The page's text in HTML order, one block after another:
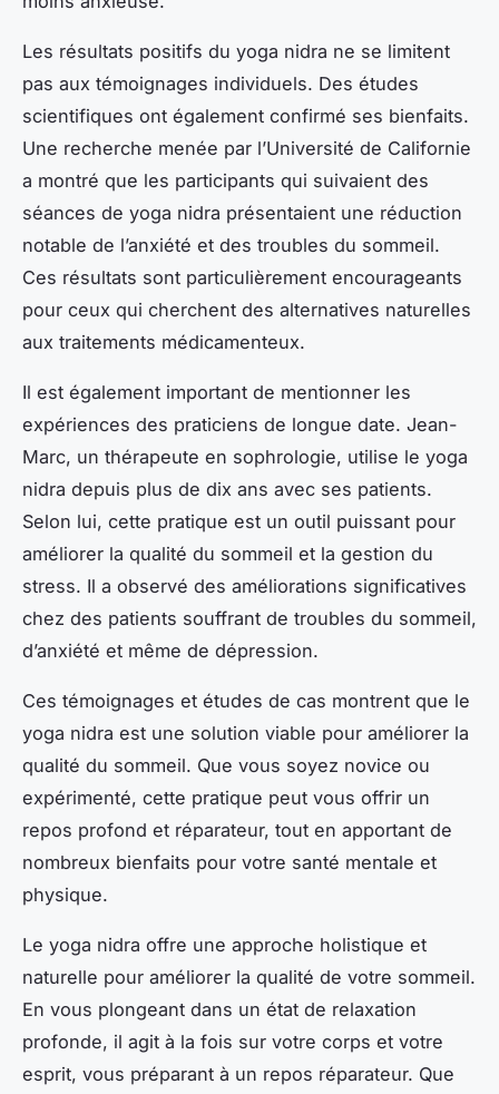
Les résultats positifs du yoga nidra ne se limitent
pas aux témoignages individuels. Des études
scientifiques ont également confirmé ses bienfaits.
Une recherche menée par l’Université de Californie
a montré que les participants qui suivaient des
séances de yoga nidra présentaient une réduction
notable de l’anxiété et des troubles du sommeil.
Ces résultats sont particulièrement encourageants
pour ceux qui cherchent des alternatives naturelles
aux traitements médicamenteux.
Il est également important de mentionner les
expériences des praticiens de longue date. Jean-
Marc, un thérapeute en sophrologie, utilise le yoga
nidra depuis plus de dix ans avec ses patients.
Selon lui, cette pratique est un outil puissant pour
améliorer la qualité du sommeil et la gestion du
stress. Il a observé des améliorations significatives
chez des patients souffrant de troubles du sommeil,
d’anxiété et même de dépression.
Ces témoignages et études de cas montrent que le
yoga nidra est une solution viable pour améliorer la
qualité du sommeil. Que vous soyez novice ou
expérimenté, cette pratique peut vous offrir un
repos profond et réparateur, tout en apportant de
nombreux bienfaits pour votre santé mentale et
physique.
Le yoga nidra offre une approche holistique et
naturelle pour améliorer la qualité de votre sommeil.
En vous plongeant dans un état de relaxation
profonde, il agit à la fois sur votre corps et votre
esprit, vous préparant à un repos réparateur. Que